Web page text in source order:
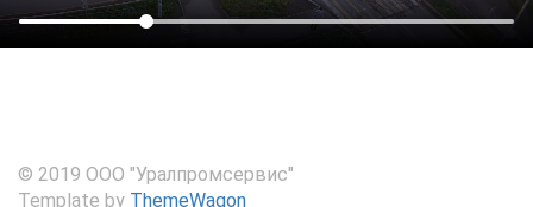
© 2019 ООО "Уралпромсервис"
Template by ThemeWagon